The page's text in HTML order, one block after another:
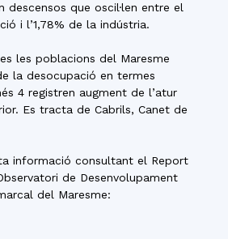
descensos que oscil·len entre el
i l’1,78% de la indústria.
les poblacions del Maresme
la desocupació en termes
4 registren augment de l’atur
Es tracta de Cabrils, Canet de
informació consultant el Report
de Desenvolupament
del Maresme: